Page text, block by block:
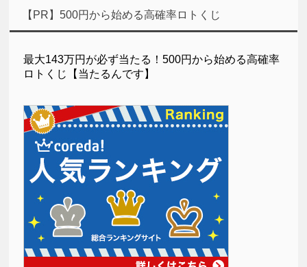
【PR】500円から始める高確率ロトくじ
最大143万円が必ず当たる！500円から始める高確率
ロトくじ【当たるんです】